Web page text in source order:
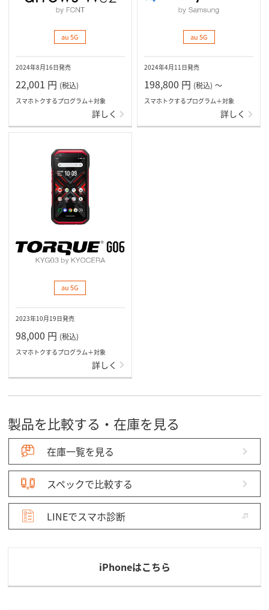
au 5G
2024年8月16日発売
22,001 円 (税込)
スマホトクするプログラム＋対象
詳しく
au 5G
2024年4月11日発売
198,800 円 (税込) ～
スマホトクするプログラム＋対象
詳しく
au 5G
2023年10月19日発売
98,000 円 (税込)
スマホトクするプログラム＋対象
詳しく
製品を比較する・在庫を見る
在庫一覧を見る
スペックで比較する
LINEでスマホ診断
iPhoneはこちら